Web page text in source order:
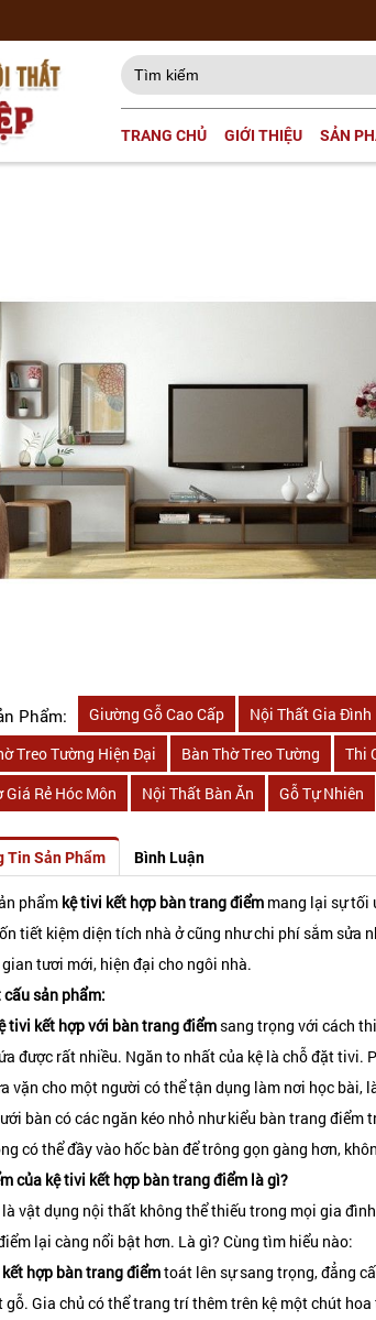
TRANG CHỦ GIỚI THIỆU SẢN
Phẩm: Giường Gỗ Cao Cấp Nội Thất Gia Đình
Treo Tường Hiện Đại
Bàn Thờ Treo Tường Thi
Giá Rẻ Hóc Môn
Nội Thất Bàn Ăn Gỗ Tự Nhiên
Tin Sản Phẩm Bình Luận
phẩm kệ tivi kết hợp bàn trang điểmmang lại sự tối
tiết kiệm diện tích nhà ở cũng như chi phí sắm sửa
tươi mới, hiện đại cho ngôi nhà.
cấu sản phẩm:
tivi kết hợp với bàn trang điểmsang trọng với cách
được rất nhiều. Ngăn to nhất của kệ là chỗ đặt tivi.
vặn cho một người có thể tận dụng làm nơi học bài,
bàn có các ngăn kéo nhỏ như kiểu bàn trang điểm
có thể đầy vào hốc bàn để trông gọn gàng hơn,
của kệ tivi kết hợp bàn trang điểm là gì?
vật dụng nội thất không thể thiếu trong mọi gia
lại càng nổi bật hơn. Là gì? Cùng tìm hiểu nào:
hợp bàn trang điểmtoát lên sự sang trọng, đẳng
gỗ. Gia chủ có thể trang trí thêm trên kệ một chút